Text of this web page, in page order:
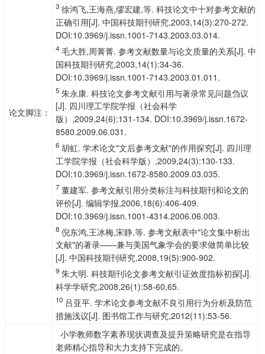
论文脚注：
3徐鸿飞,王海燕,缪宏建,等. 科技论文中十对参考文献的
正确引用[J]. 中国科技期刊研究,2003,14(3):270-272.
DOI:10.3969/j.issn.1001-7143.2003.03.014.
4毛大胜,周菁菁. 参考文献数量与论文质量的关系[J]. 中
国科技期刊研究,2003,14(1):34-36.
DOI:10.3969/j.issn.1001-7143.2003.01.011.
5朱永康. 科技论文参考文献引用与著录常见问题刍议
[J]. 四川理工学院学报（社会科学
版）,2009,24(6):131-134. DOI:10.3969/j.issn.1672-
8580.2009.06.031.
6胡虹. 学术论文"文后参考文献"的作用探究[J]. 四川理
工学院学报（社会科学版）,2009,24(3):130-133.
DOI:10.3969/j.issn.1672-8580.2009.03.035.
7董建军. 参考文献引用分类标注与科技期刊和论文的
评价[J]. 编辑学报,2006,18(6):406-409.
DOI:10.3969/j.issn.1001-4314.2006.06.003.
8倪东鸿,王冰梅,宋静,等. 参考文献表中"论文集中析出
文献"的著录——兼与美国气象学会的要求做简单比较
[J]. 中国科技期刊研究,2008,19(5):900-902.
9朱大明. 科技期刊论文参考文献引证效度指标初探[J].
科学学研究,2008,26(1):58-60,65.
10吕亚平. 学术论文参考文献不良引用行为分析及防范
措施浅议[J]. 图书馆工作与研究,2012(11):53-56.
小学教师数字素养现状调查及提升策略研究是在指导
老师精心指导和大力支持下完成的。